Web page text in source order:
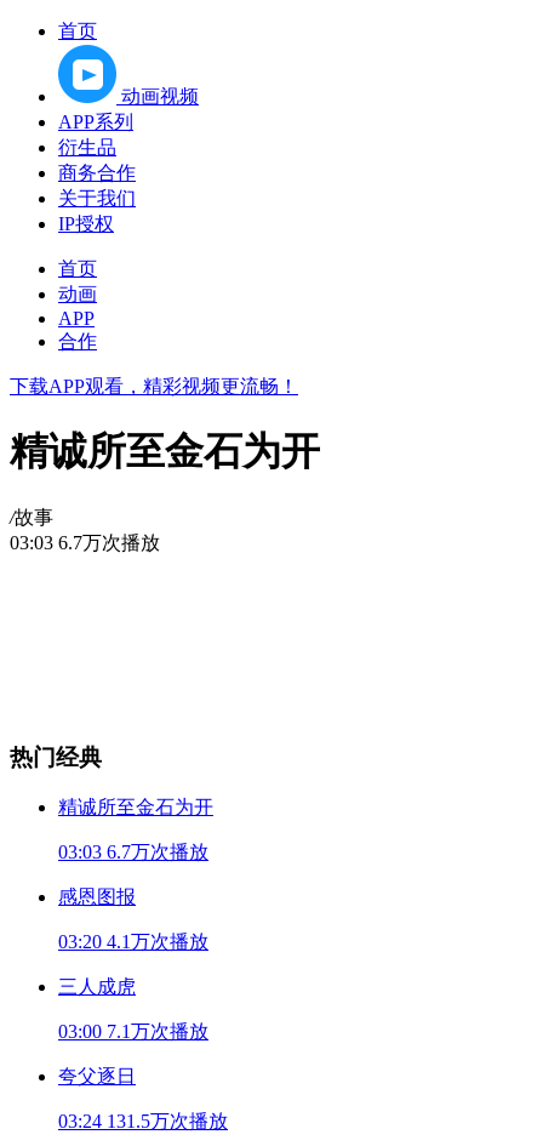
首页
动画视频
APP系列
衍生品
商务合作
关于我们
IP授权
首页
动画
APP
合作
下载APP观看，精彩视频更流畅！
精诚所至金石为开
/故事
03:03 6.7万次播放
热门经典
精诚所至金石为开
03:03 6.7万次播放
感恩图报
03:20 4.1万次播放
三人成虎
03:00 7.1万次播放
夸父逐日
03:24 131.5万次播放